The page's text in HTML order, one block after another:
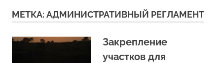
МЕТКА:АДМИНИСТРАТИВНЫЙ РЕГЛАМЕНТ
Закрепление
участков для